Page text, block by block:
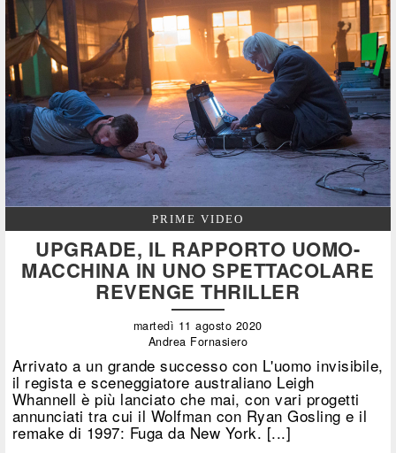
PRIME VIDEO
UPGRADE, IL RAPPORTO UOMO-
MACCHINA IN UNO SPETTACOLARE
REVENGE THRILLER
martedì 11 agosto 2020
Andrea Fornasiero
Arrivato a un grande successo con L'uomo invisibile,
il regista e sceneggiatore australiano Leigh
Whannell è più lanciato che mai, con vari progetti
annunciati tra cui il Wolfman con Ryan Gosling e il
remake di 1997: Fuga da New York. [...]